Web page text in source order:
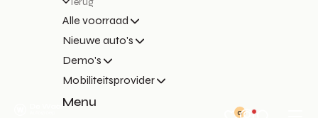
Alle voorraad
Nieuwe auto's
Demo's
Mobiliteitsprovider
Menu
0